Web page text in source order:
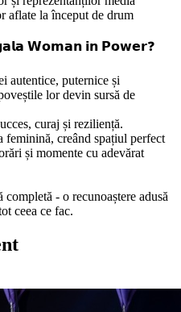
aflate la început de drum
𝗪𝗼𝗺𝗮𝗻 𝗶𝗻 𝗣𝗼𝘄𝗲𝗿❓
autentice, puternice și
lor devin sursă de
curaj și reziliență.
feminină, creând spațiul perfect
și momente cu adevărat
- o recunoaștere adusă
ceea ce fac.